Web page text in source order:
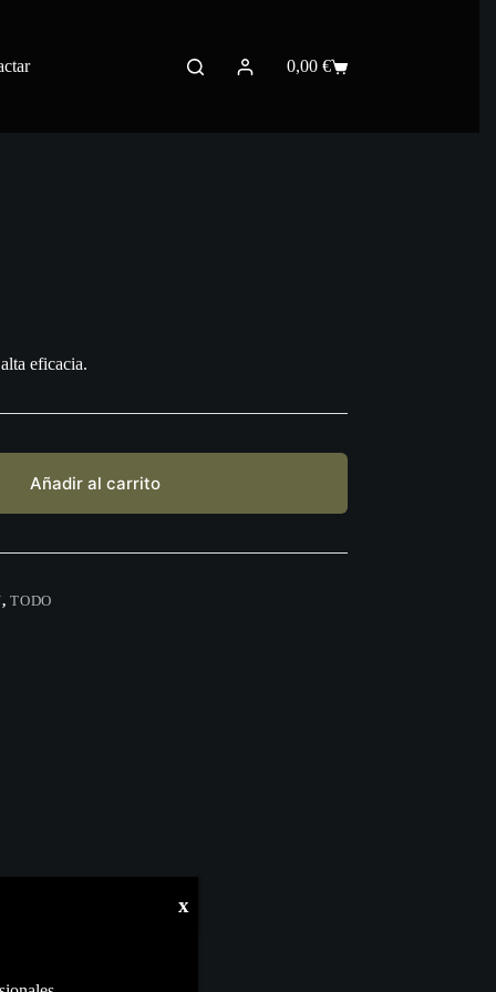
Carro
0,00 €
eficacia.
Añadir al carrito
,TODO
x